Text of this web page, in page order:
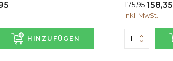
HINZUFÜGEN
175,95 158,35
Inkl. MwSt.